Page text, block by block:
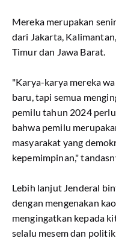
Mereka merupakan
dari Jakarta,
Timur dan Jawa Barat.
"Karya-karya mereka
baru, tapi semua
pemilu tahun 2024
bahwa pemilu
masyarakat yang
kepemimpinan,"
Lebih lanjut Jenderal
dengan mengenakan
mengingatkan kepada
selalu mesem dan